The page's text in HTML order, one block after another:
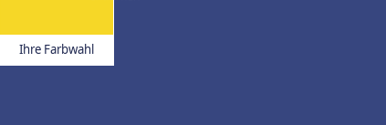
Ihre Farbwahl